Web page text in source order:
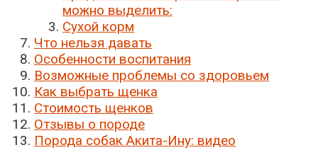
можно выделить:
Сухой корм
Что нельзя давать
Особенности воспитания
Возможные проблемы со здоровьем
Как выбрать щенка
Стоимость щенков
Отзывы о породе
Порода собак Акита-Ину: видео